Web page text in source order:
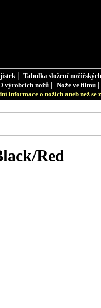
| Tabulka složení
výrobcích nožů | Nože ve filmu |
informace o nožích aneb než se
Red